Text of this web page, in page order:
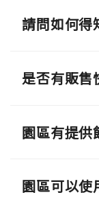
請問如何得
是否有販售
園區有提供
園區可以使